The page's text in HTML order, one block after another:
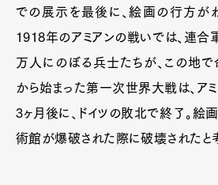
での展示を最後に、絵画の行方が
1918年のアミアンの戦いでは、連合
万人にのぼる兵士たちが、この地で
から始まった第一次世界大戦は、ア
3ヶ月後に、ドイツの敗北で終了。絵
術館が爆破された際に破壊されたと